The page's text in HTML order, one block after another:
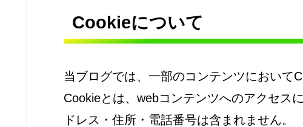
Cookieについて
当ブログでは、一部のコンテンツにおいて
Cookieとは、webコンテンツへのアクセス
ドレス・住所・電話番号は含まれません。